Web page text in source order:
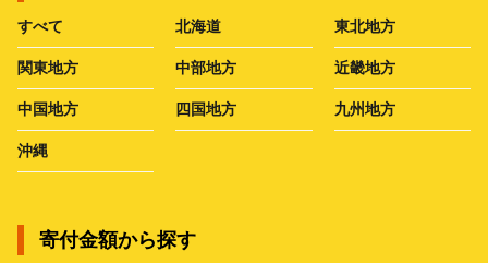
すべて 北海道 東北地方
関東地方 中部地方 近畿地方
中国地方 四国地方 九州地方
沖縄
寄付金額から探す